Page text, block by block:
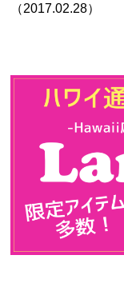
（2017.02.28）